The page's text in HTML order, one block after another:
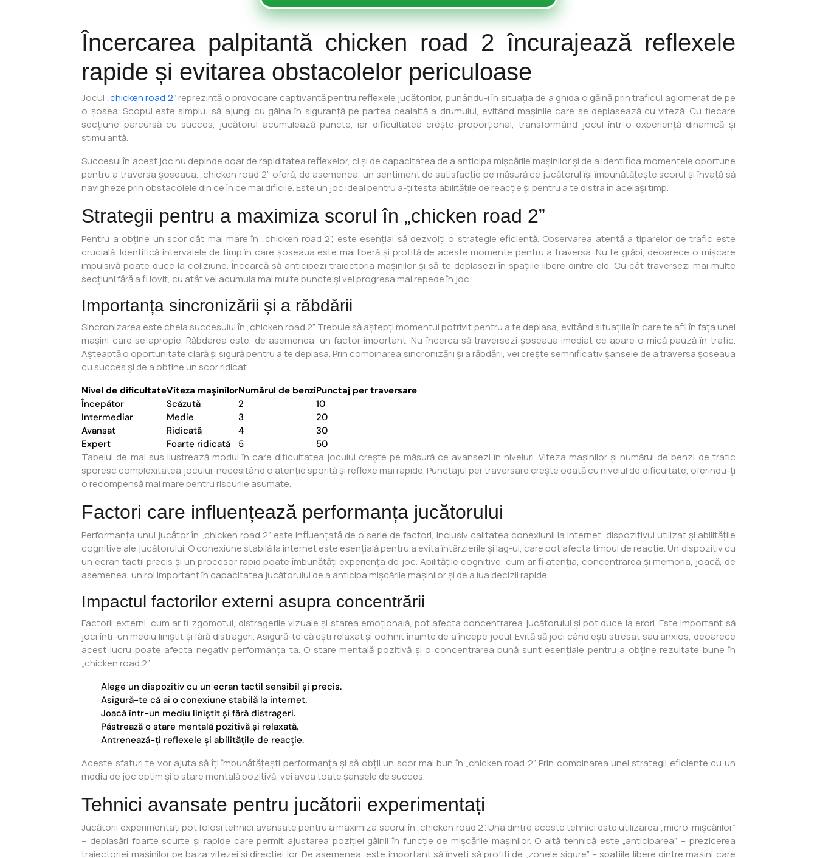
Încercarea palpitantă chicken road 2 încurajează reflexele
rapide și evitarea obstacolelor periculoase
Jocul „chicken road 2” reprezintă o provocare captivantă pentru reflexele jucătorilor, punându-i în situația de a ghida o găină prin traficul aglomerat de pe
o șosea. Scopul este simplu: să ajungi cu găina în siguranță pe partea cealaltă a drumului, evitând mașinile care se deplasează cu viteză. Cu fiecare
secțiune parcursă cu succes, jucătorul acumulează puncte, iar dificultatea crește proporțional, transformând jocul într-o experiență dinamică și
stimulantă.
Succesul în acest joc nu depinde doar de rapiditatea reflexelor, ci și de capacitatea de a anticipa mișcările mașinilor și de a identifica momentele oportune
pentru a traversa șoseaua. „chicken road 2” oferă, de asemenea, un sentiment de satisfacție pe măsură ce jucătorul își îmbunătățește scorul și învață să
navigheze prin obstacolele din ce în ce mai dificile. Este un joc ideal pentru a-ți testa abilitățile de reacție și pentru a te distra în același timp.
Strategii pentru a maximiza scorul în „chicken road 2”
Pentru a obține un scor cât mai mare în „chicken road 2”, este esențial să dezvolți o strategie eficientă. Observarea atentă a tiparelor de trafic este
crucială. Identifică intervalele de timp în care șoseaua este mai liberă și profită de aceste momente pentru a traversa. Nu te grăbi, deoarece o mișcare
impulsivă poate duce la coliziune. Încearcă să anticipezi traiectoria mașinilor și să te deplasezi în spațiile libere dintre ele. Cu cât traversezi mai multe
secțiuni fără a fi lovit, cu atât vei acumula mai multe puncte și vei progresa mai repede în joc.
Importanța sincronizării și a răbdării
Sincronizarea este cheia succesului în „chicken road 2”. Trebuie să aștepți momentul potrivit pentru a te deplasa, evitând situațiile în care te afli în fața unei
mașini care se apropie. Răbdarea este, de asemenea, un factor important. Nu încerca să traversezi șoseaua imediat ce apare o mică pauză în trafic.
Așteaptă o oportunitate clară și sigură pentru a te deplasa. Prin combinarea sincronizării și a răbdării, vei crește semnificativ șansele de a traversa șoseaua
cu succes și de a obține un scor ridicat.
Nivel de dificultateViteza mașinilorNumărul de benziPunctaj per traversare
Începător
Scăzută 2
10
Intermediar
Medie 3
20
Avansat
Ridicată 4
30
Expert
Foarte ridicată 5 50
Tabelul de mai sus ilustrează modul în care dificultatea jocului crește pe măsură ce avansezi în niveluri. Viteza mașinilor și numărul de benzi de trafic
sporesc complexitatea jocului, necesitând o atenție sporită și reflexe mai rapide. Punctajul per traversare crește odată cu nivelul de dificultate, oferindu-ți
o recompensă mai mare pentru riscurile asumate.
Factori care influențează performanța jucătorului
Performanța unui jucător în „chicken road 2” este influențată de o serie de factori, inclusiv calitatea conexiunii la internet, dispozitivul utilizat și abilitățile
cognitive ale jucătorului. O conexiune stabilă la internet este esențială pentru a evita întârzierile și lag-ul, care pot afecta timpul de reacție. Un dispozitiv cu
un ecran tactil precis și un procesor rapid poate îmbunătăți experiența de joc. Abilitățile cognitive, cum ar fi atenția, concentrarea și memoria, joacă, de
asemenea, un rol important în capacitatea jucătorului de a anticipa mișcările mașinilor și de a lua decizii rapide.
Impactul factorilor externi asupra concentrării
Factorii externi, cum ar fi zgomotul, distragerile vizuale și starea emoțională, pot afecta concentrarea jucătorului și pot duce la erori. Este important să
joci într-un mediu liniștit și fără distrageri. Asigură-te că ești relaxat și odihnit înainte de a începe jocul. Evită să joci când ești stresat sau anxios, deoarece
acest lucru poate afecta negativ performanța ta. O stare mentală pozitivă și o concentrarea bună sunt esențiale pentru a obține rezultate bune în
„chicken road 2”.
Alege un dispozitiv cu un ecran tactil sensibil și precis.
Asigură-te că ai o conexiune stabilă la internet.
Joacă într-un mediu liniștit și fără distrageri.
Păstrează o stare mentală pozitivă și relaxată.
Antrenează-ți reflexele și abilitățile de reacție.
Aceste sfaturi te vor ajuta să îți îmbunătățești performanța și să obții un scor mai bun în „chicken road 2”. Prin combinarea unei strategii eficiente cu un
mediu de joc optim și o stare mentală pozitivă, vei avea toate șansele de succes.
Tehnici avansate pentru jucătorii experimentați
Jucătorii experimentați pot folosi tehnici avansate pentru a maximiza scorul în „chicken road 2”. Una dintre aceste tehnici este utilizarea „micro-mișcărilor”
– deplasări foarte scurte și rapide care permit ajustarea poziției găinii în funcție de mișcările mașinilor. O altă tehnică este „anticiparea” – prezicerea
traiectoriei mașinilor pe baza vitezei și direcției lor. De asemenea, este important să înveți să profiți de „zonele sigure” – spațiile libere dintre mașini care